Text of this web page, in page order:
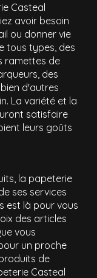
Casteal
avoir besoin
ou donner vie
tous types, des
ramettes de
des
d'autres
La variété et la
satisfaire
leurs goûts
la papeterie
ses services
est là pour vous
des articles
vous
un proche
de
Casteal